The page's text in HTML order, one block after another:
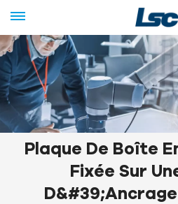
Plaque De Boîte
Fixée Sur